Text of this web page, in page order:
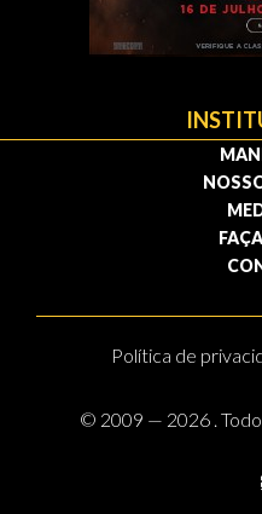
Política de
© 2009 — 2026 .